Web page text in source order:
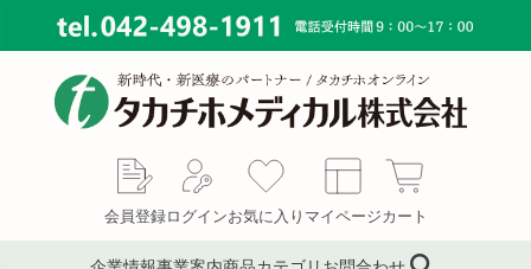
会員登録ログインお気に入り マイページカート